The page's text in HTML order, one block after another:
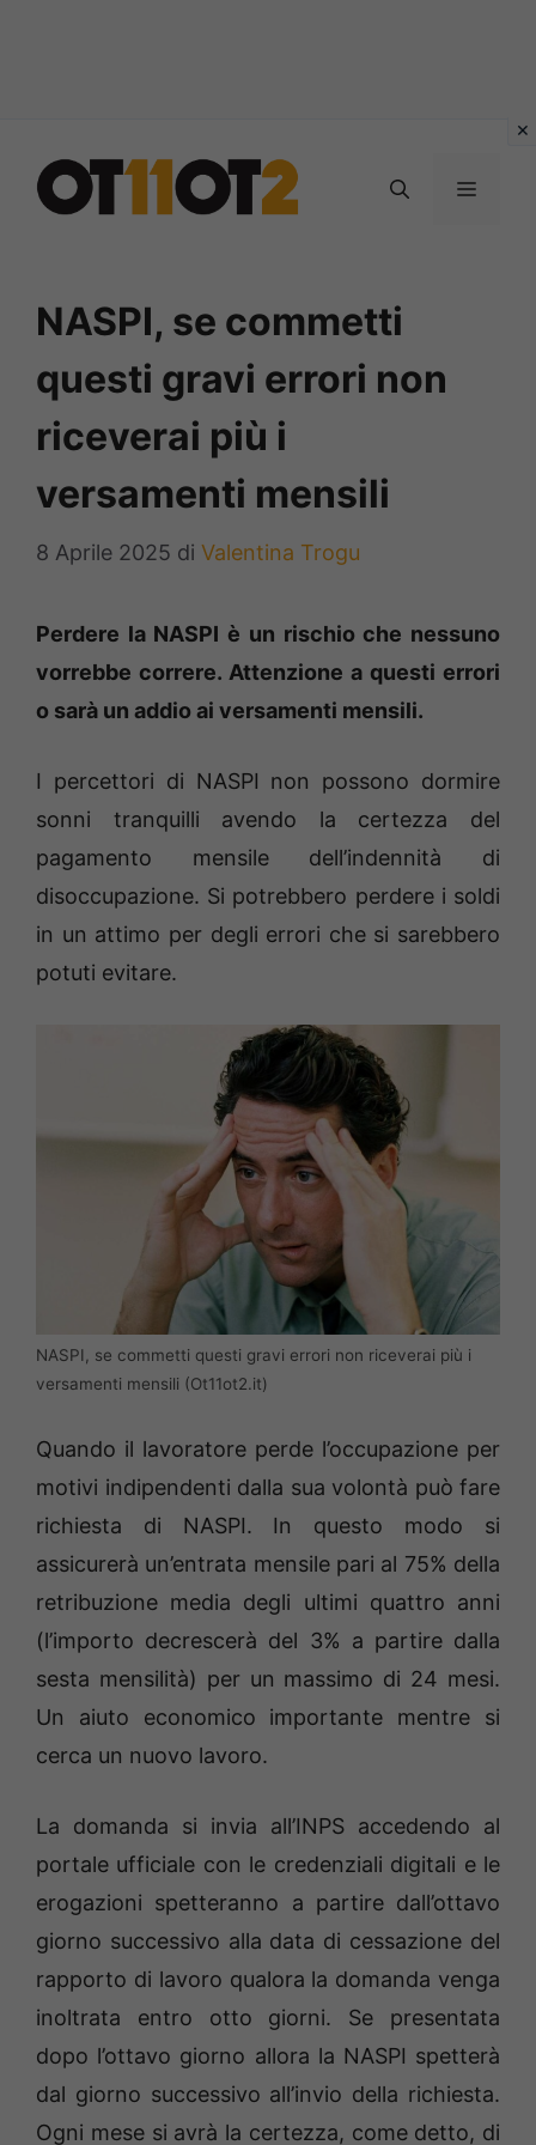
contenuto
MENU
NASPI, se commetti
questi gravi errori non
riceverai più i
versamenti mensili
8 Aprile 2025 di Valentina Trogu
Perdere la NASPI è un rischio che nessuno
vorrebbe correre. Attenzione a questi errori
o sarà un addio ai versamenti mensili.
I percettori di NASPI non possono dormire
sonni tranquilli avendo la certezza del
pagamento mensile dell’indennità di
disoccupazione. Si potrebbero perdere i soldi
in un attimo per degli errori che si sarebbero
potuti evitare.
NASPI, se commetti questi gravi errori non riceverai più i
versamenti mensili (Ot11ot2.it)
Quando il lavoratore perde l’occupazione per
motivi indipendenti dalla sua volontà può fare
richiesta di NASPI. In questo modo si
assicurerà un’entrata mensile pari al 75% della
retribuzione media degli ultimi quattro anni
(l’importo decrescerà del 3% a partire dalla
sesta mensilità) per un massimo di 24 mesi.
Un aiuto economico importante mentre si
cerca un nuovo lavoro.
La domanda si invia all’INPS accedendo al
portale ufficiale con le credenziali digitali e le
erogazioni spetteranno a partire dall’ottavo
giorno successivo alla data di cessazione del
rapporto di lavoro qualora la domanda venga
inoltrata entro otto giorni. Se presentata
dopo l’ottavo giorno allora la NASPI spetterà
dal giorno successivo all’invio della richiesta.
Ogni mese si avrà la certezza, come detto, di